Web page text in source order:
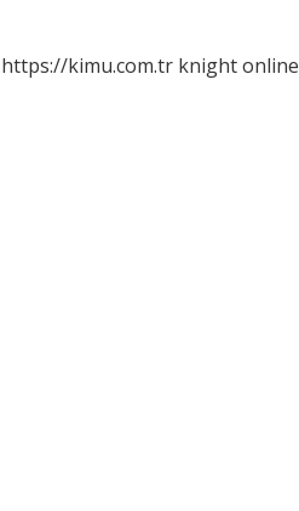
https://kimu.com.tr knight online